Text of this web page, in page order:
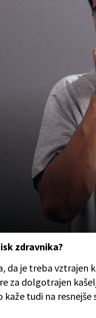
zdravnika?
da je treba vztrajen
za dolgotrajen
tudi na resnejše